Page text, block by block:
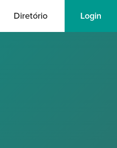
Diretório Login